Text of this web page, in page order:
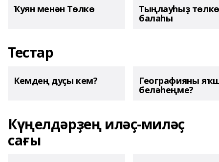
Ҡуян менән Төлкө Тыңлауһыҙ төлкө
балаһы
Тестар
Кемдең дуҫы кем? Географияны
беләһеңме?
Күңелдәрҙең иләҫ-миләҫ
сағы